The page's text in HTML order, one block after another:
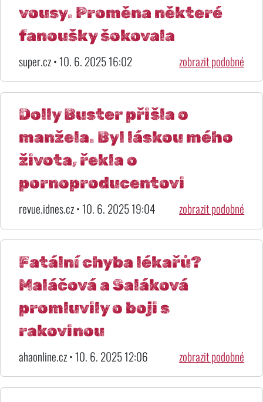
vousy. Proměna některé
fanoušky šokovala
super.cz • 10. 6. 2025 16:02 zobrazit podobné
Dolly Buster přišla o
manžela. Byl láskou mého
života, řekla o
pornoproducentovi
revue.idnes.cz • 10. 6. 2025 19:04 zobrazit podobné
Fatální chyba lékařů?
Maláčová a Saláková
promluvily o boji s
rakovinou
ahaonline.cz • 10. 6. 2025 12:06 zobrazit podobné